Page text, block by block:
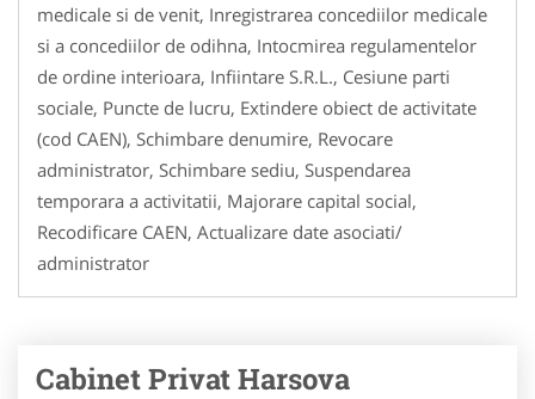
medicale si de venit, Inregistrarea concediilor medicale
si a concediilor de odihna, Intocmirea regulamentelor
de ordine interioara, Infiintare S.R.L., Cesiune parti
sociale, Puncte de lucru, Extindere obiect de activitate
(cod CAEN), Schimbare denumire, Revocare
administrator, Schimbare sediu, Suspendarea
temporara a activitatii, Majorare capital social,
Recodificare CAEN, Actualizare date asociati/
administrator
Cabinet Privat Harsova